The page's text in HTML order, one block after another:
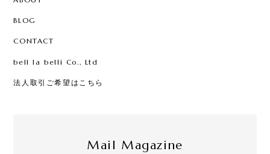
BLOG
CONTACT
bell la belli Co., Ltd
法人取引ご希望はこちら
Mail Magazine